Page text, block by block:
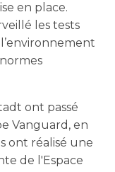
en place.
les tests
ont passé
Vanguard, en
ont réalisé une
de l'Espace